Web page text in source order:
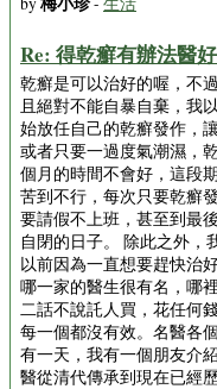
Re: 得乾癬有辦法醫
乾癬是可以治好的喔，不
且絕對不能自暴自棄，我
始放任自己的乾癬發作，
或者只要一過度氣潮濕，
個月的時間不會好，這段
苦到不行，每次只要乾癬
要請假不上班，甚至到最
自閉的日子。 除此之外，
以前因為一直想要趕快治
哪一家的醫生很有名，哪
二話不說託人買，花任何
每一個都沒有效。名醫各
有一天，我有一個朋友介
醫從清代傳承到現在已經